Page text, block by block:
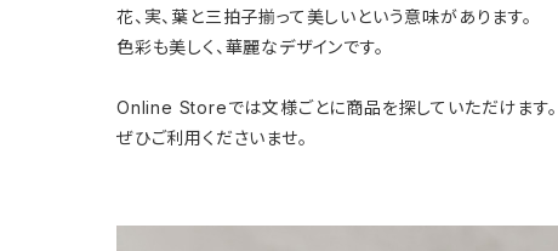
花、実、葉と三拍子揃って美しいという意味があります。
色彩も美しく、華麗なデザインです。
Online Storeでは文様ごとに商品を探していただけます。
ぜひご利用くださいませ。